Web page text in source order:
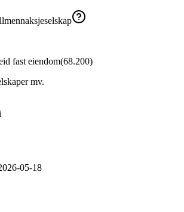
fast eiendom(68.200)
mv.
05-18